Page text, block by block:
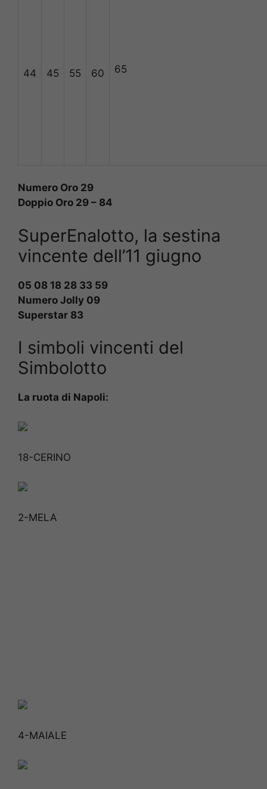
44 45 55 60 65
Numero Oro 29
Doppio Oro 29 – 84
SuperEnalotto, la sestina
vincente dell’11 giugno
05 08 18 28 33 59
Numero Jolly 09
Superstar 83
I simboli vincenti del
Simbolotto
La ruota di Napoli:
18-CERINO
2-MELA
4-MAIALE